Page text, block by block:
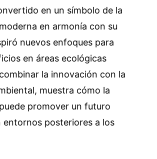
en un símbolo de la
en armonía con su
nuevos enfoques para
en áreas ecológicas
la innovación con la
muestra cómo la
promover un futuro
entornos posteriores a los